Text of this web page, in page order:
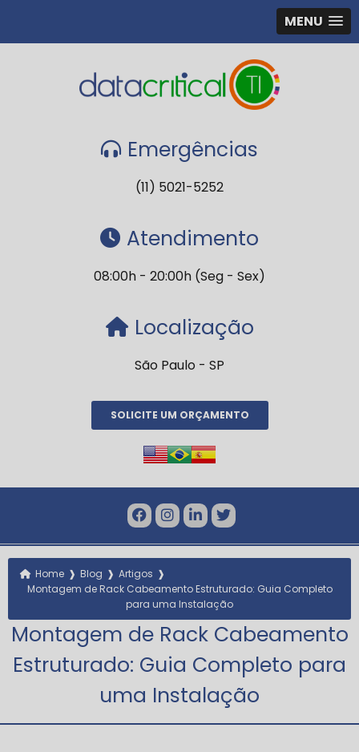
MENU
Emergências
(11) 5021-5252
Atendimento
08:00h - 20:00h (Seg - Sex)
Localização
São Paulo - SP
SOLICITE UM ORÇAMENTO
Home ❱ Blog ❱ Artigos ❱
Montagem de Rack Cabeamento Estruturado: Guia Completo
para uma Instalação
Montagem de Rack Cabeamento
Estruturado: Guia Completo para
uma Instalação